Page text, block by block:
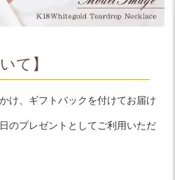
て】
け、ギフトバックを付けてお届け
のプレゼントとしてご利用いただ